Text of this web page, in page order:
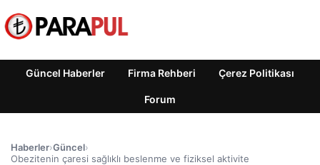
Güncel Haberler Firma Rehberi Çerez Politikası
Forum
Haberler›Güncel›
Obezitenin çaresi sağlıklı beslenme ve fiziksel aktivite